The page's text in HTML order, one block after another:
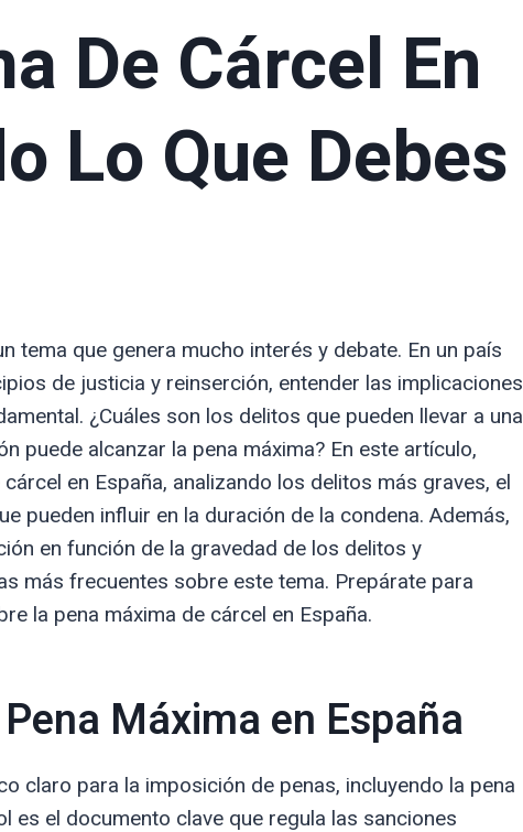
De Cárcel En
Lo Que Debes
tema que genera mucho interés y debate. En un país
de justicia y reinserción, entender las implicaciones
¿Cuáles son los delitos que pueden llevar a una
puede alcanzar la pena máxima? En este artículo,
en España, analizando los delitos más graves, el
pueden influir en la duración de la condena. Además,
en función de la gravedad de los delitos y
más frecuentes sobre este tema. Prepárate para
la pena máxima de cárcel en España.
Máxima en España
claro para la imposición de penas, incluyendo la pena
es el documento clave que regula las sanciones